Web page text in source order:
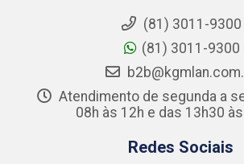
(81) 3011-9300
(81) 3011-9300
Atendimento de segunda a
08h às 12h e das 13h30
Redes Sociais